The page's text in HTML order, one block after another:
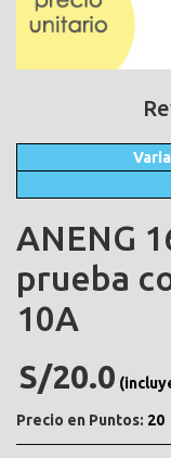
ANENG
prueba
10A
S/20.0
Precio en Puntos: 20